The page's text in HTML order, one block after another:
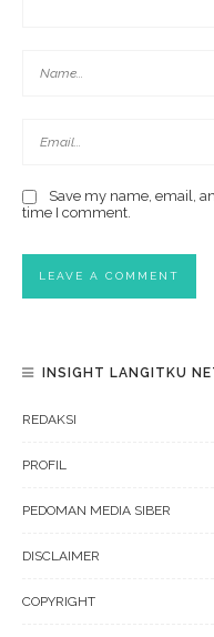
Save my name, email,
time I comment.
INSIGHT LANGITKU
REDAKSI
PROFIL
PEDOMAN MEDIA SIBER
DISCLAIMER
COPYRIGHT